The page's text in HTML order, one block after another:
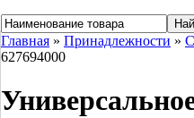
Главная » Принадлежности »
627694000